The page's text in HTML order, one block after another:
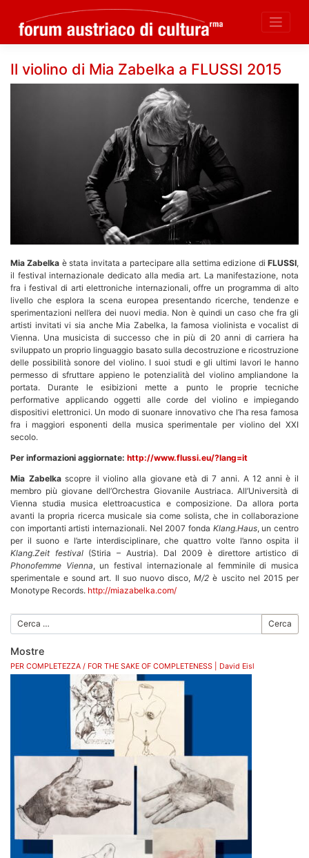
SkipIl violino di Mia Zabelka a FLUSSI 2015
Mia Zabelka è stata invitata a partecipare alla settima edizione diFLUSSI,
il festival internazionale dedicato alla media art. La manifestazione, nota
fra i festival di arti elettroniche internazionali, offre un programma di alto
livello che esplora la scena europea presentando ricerche, tendenze e
sperimentazioni nell’era dei nuovi media. Non è quindi un caso che fra gli
artisti invitati vi sia anche Mia Zabelka, la famosa violinista e vocalist di
Vienna. Una musicista di successo che in più di 20 anni di carriera ha
sviluppato un proprio linguaggio basato sulla decostruzione e ricostruzione
delle possibilità sonore del violino. I suoi studi e gli ultimi lavori le hanno
permesso di sfruttare appieno le potenzialità del violino ampliandone la
portata. Durante le esibizioni mette a punto le proprie tecniche
performative applicando oggetti alle corde del violino e impiegando
dispositivi elettronici. Un modo di suonare innovativo che l’ha resa famosa
fra i maggiori esponenti della musica sperimentale per violino del XXI
secolo.
Per informazioni aggiornate: http://www.flussi.eu/?lang=it
Mia Zabelkascopre il violino alla giovane età di 7 anni. A 12 anni è il
membro più giovane dell’Orchestra Giovanile Austriaca. All’Università di
Vienna studia musica elettroacustica e composizione. Da allora porta
avanti la propria ricerca musicale sia come solista, che in collaborazione
con importanti artisti internazionali. Nel 2007 fonda Klang.Haus, un centro
per il suono e l’arte interdisciplinare, che quattro volte l’anno ospita il
Klang.Zeit festival(Stiria – Austria). Dal 2009 è direttore artistico di
Phonofemme Vienna, un festival internazionale al femminile di musica
sperimentale e sound art. Il suo nuovo disco,M/2 è uscito nel 2015 per
Monotype Records. http://miazabelka.com/
Cerca
Mostre
PER COMPLETEZZA / FOR THE SAKE OF COMPLETENESS | David Eisl